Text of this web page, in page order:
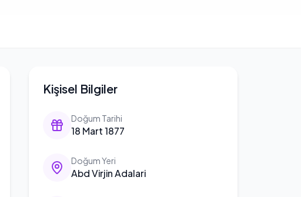
Kişisel Bilgiler
Doğum Tarihi
18 Mart 1877
Doğum Yeri
Abd Virjin Adalari